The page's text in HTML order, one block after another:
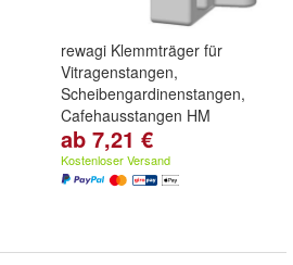
rewagi Klemmträger für
Vitragenstangen,
Scheibengardinenstangen,
Cafehausstangen HM
ab 7,21 €
Kostenloser Versand